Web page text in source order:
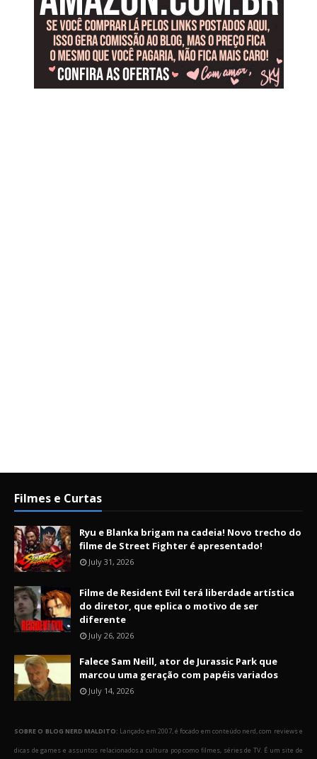
Filmes e Curtas
Ryu e Blanka brigam na cadeia! Novo trecho do
filme de Street Fighter é apresentado!
July 31, 2026
Filme de Resident Evil terá liberdade artística
do diretor, que eplica o motivo de ser
diferente
July 26, 2026
Falece Sam Neill, ator de Jurassic Park que
marcou uma geração com papéis variados
July 14, 2026
SOBRE O BLOG NERD MALDITO: Lançado em 2007, é focado em conteúdo nerd, com reviews e
dicas de games e assuntos relacionados a cultura pop como filmes, séries de TV. É um site de